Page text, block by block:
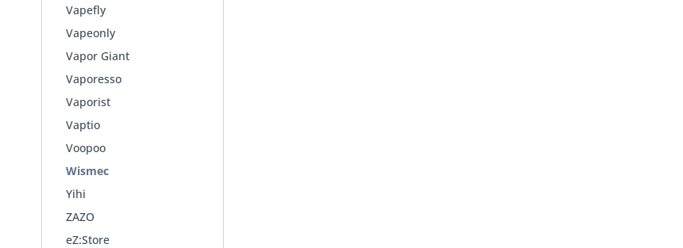
Vapefly
Vapeonly
Vapor Giant
Vaporesso
Vaporist
Vaptio
Voopoo
Wismec
Yihi
ZAZO
eZ:Store